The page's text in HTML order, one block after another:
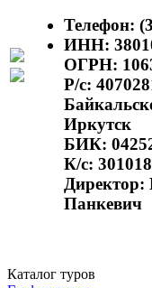
Телефон:
ИНН:
ОГРН:
Р/с:
Иркутск
БИК:
К/с:
Панкевич
Каталог туров